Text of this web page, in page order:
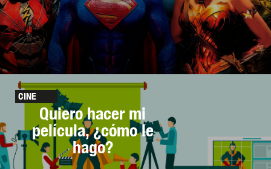
CINE
Quiero hacer mi
película, ¿cómo le
hago?